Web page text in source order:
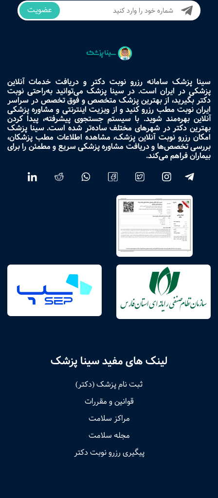
عضویت
سینا پزشک سامانه رزرو نوبت دکتر و دریافت خدمات آنلاین
پزشکی در ایران است. در سینا پزشک می‌توانید به‌راحتی نوبت
دکتر بگیرید، از بهترین پزشک متخصص و فوق تخصص در سراسر
ایران نوبت مطب رزرو کنید و از ویزیت اینترنتی و مشاوره پزشکی
آنلاین بهره‌مند شوید. با سیستم جستجوی پیشرفته، پیدا کردن
بهترین دکتر در شهرهای مختلف ساده‌تر شده است. سینا پزشک
امکان رزرو نوبت آنلاین پزشک، مشاهده اطلاعات مطب پزشکان،
بررسی تخصص‌ها و دریافت مشاوره پزشکی سریع و مطمئن را برای
بیماران فراهم می‌کند.
لینک های مفید سینا پزشک
ثبت نام پزشک (دکتر)
قوانین و مقررات
مراکز سلامت
مجله سلامت
پیگیری رزرو نوبت دکتر